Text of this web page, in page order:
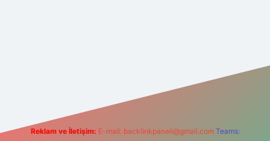
elexbet en iyi bahis sitesi
Reklam ve İletişim: E-mail: backlinkpaneli@gmail.com Teams: